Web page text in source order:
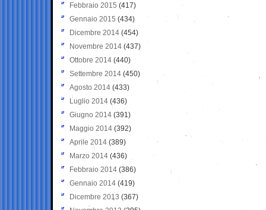
Febbraio 2015 (417)
Gennaio 2015 (434)
Dicembre 2014 (454)
Novembre 2014 (437)
Ottobre 2014 (440)
Settembre 2014 (450)
Agosto 2014 (433)
Luglio 2014 (436)
Giugno 2014 (391)
Maggio 2014 (392)
Aprile 2014 (389)
Marzo 2014 (436)
Febbraio 2014 (386)
Gennaio 2014 (419)
Dicembre 2013 (367)